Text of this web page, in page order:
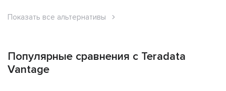
Показать все альтернативы
Популярные сравнения с Teradata
Vantage